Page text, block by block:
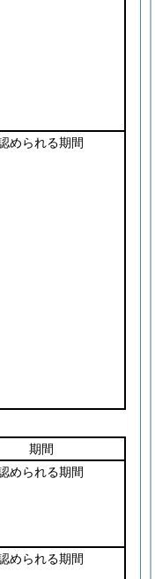
められる期間
期間
められる期間
められる期間